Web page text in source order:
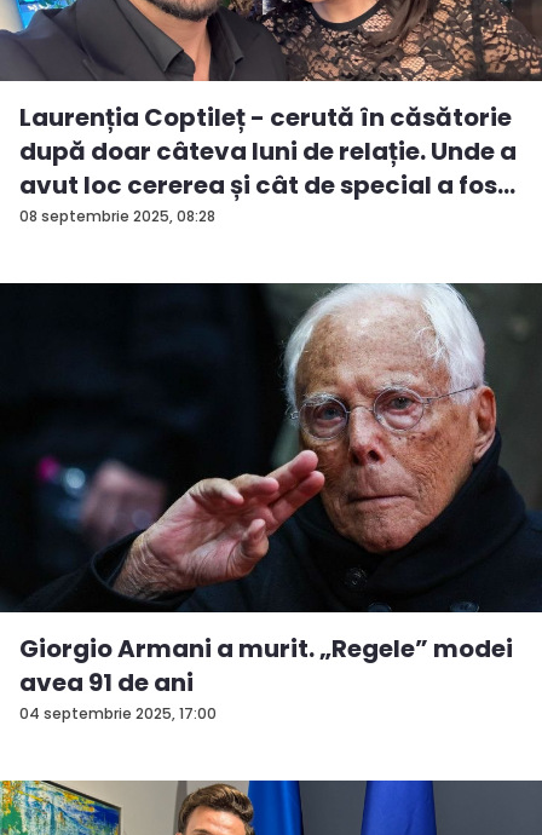
08 septembrie 2025, 08:28
Laurenția Coptileț - cerută în căsătorie
după doar câteva luni de relație. Unde a
avut loc cererea și cât de special a fos...
04 septembrie 2025, 17:00
Giorgio Armani a murit. „Regele” modei
avea 91 de ani